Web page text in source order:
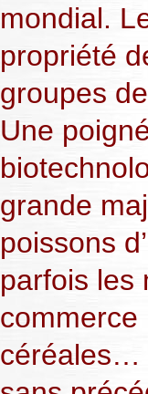
mondial.
propriété
groupes
Une
grande
poissons
parfois les
commerce
céréales…